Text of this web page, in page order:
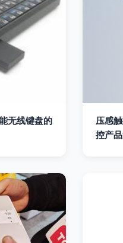
无线键盘的
压感
控产